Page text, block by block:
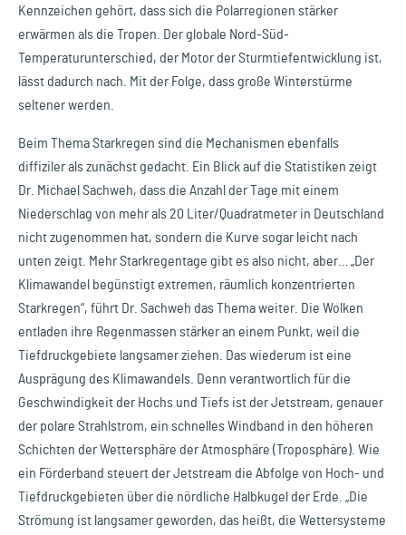
Kennzeichen gehört, dass sich die Polarregionen stärker
erwärmen als die Tropen. Der globale Nord-Süd-
Temperaturunterschied, der Motor der Sturmtiefentwicklung ist,
lässt dadurch nach. Mit der Folge, dass große Winterstürme
seltener werden.
Beim Thema Starkregen sind die Mechanismen ebenfalls
diffiziler als zunächst gedacht. Ein Blick auf die Statistiken zeigt
Dr. Michael Sachweh, dass die Anzahl der Tage mit einem
Niederschlag von mehr als 20 Liter/Quadratmeter in Deutschland
nicht zugenommen hat, sondern die Kurve sogar leicht nach
unten zeigt. Mehr Starkregentage gibt es also nicht, aber… „Der
Klimawandel begünstigt extremen, räumlich konzentrierten
Starkregen“, führt Dr. Sachweh das Thema weiter. Die Wolken
entladen ihre Regenmassen stärker an einem Punkt, weil die
Tiefdruckgebiete langsamer ziehen. Das wiederum ist eine
Ausprägung des Klimawandels. Denn verantwortlich für die
Geschwindigkeit der Hochs und Tiefs ist der Jetstream, genauer
der polare Strahlstrom, ein schnelles Windband in den höheren
Schichten der Wettersphäre der Atmosphäre (Troposphäre). Wie
ein Förderband steuert der Jetstream die Abfolge von Hoch- und
Tiefdruckgebieten über die nördliche Halbkugel der Erde. „Die
Strömung ist langsamer geworden, das heißt, die Wettersysteme